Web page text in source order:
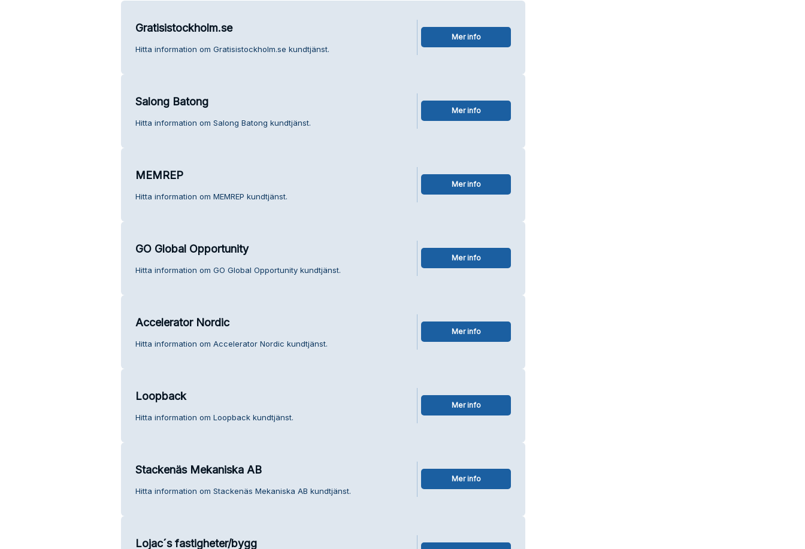
Gratisistockholm.se
Hitta information om Gratisistockholm.se kundtjänst.
Mer info
Salong Batong
Hitta information om Salong Batong kundtjänst.
Mer info
MEMREP
Hitta information om MEMREP kundtjänst.
Mer info
GO Global Opportunity
Hitta information om GO Global Opportunity kundtjänst.
Mer info
Accelerator Nordic
Hitta information om Accelerator Nordic kundtjänst.
Mer info
Loopback
Hitta information om Loopback kundtjänst.
Mer info
Stackenäs Mekaniska AB
Hitta information om Stackenäs Mekaniska AB kundtjänst.
Mer info
Lojac´s fastigheter/bygg